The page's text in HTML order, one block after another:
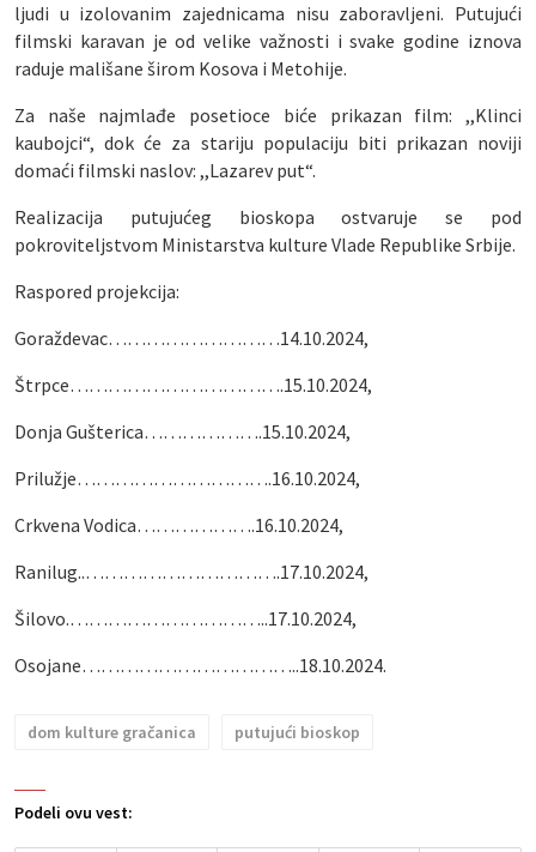
Podeli ovu vest:
ljudi u izolovanim zajednicama nisu zaboravljeni. Putujući
filmski karavan je od velike važnosti i svake godine iznova
raduje mališane širom Kosova i Metohije.
Za naše najmlađe posetioce biće prikazan film: ,,Klinci
kaubojci“, dok će za stariju populaciju biti prikazan noviji
domaći filmski naslov: ,,Lazarev put“.
Realizacija putujućeg bioskopa ostvaruje se pod
pokroviteljstvom Ministarstva kulture Vlade Republike Srbije.
Raspored projekcija:
Goraždevac………………………14.10.2024,
Štrpce…………………………….15.10.2024,
Donja Gušterica……………….15.10.2024,
Prilužje………………………….16.10.2024,
Crkvena Vodica……………….16.10.2024,
Ranilug..………………………….17.10.2024,
Šilovo.…………………………..17.10.2024,
Osojane……………………………..18.10.2024.
dom kulture gračanica putujući bioskop